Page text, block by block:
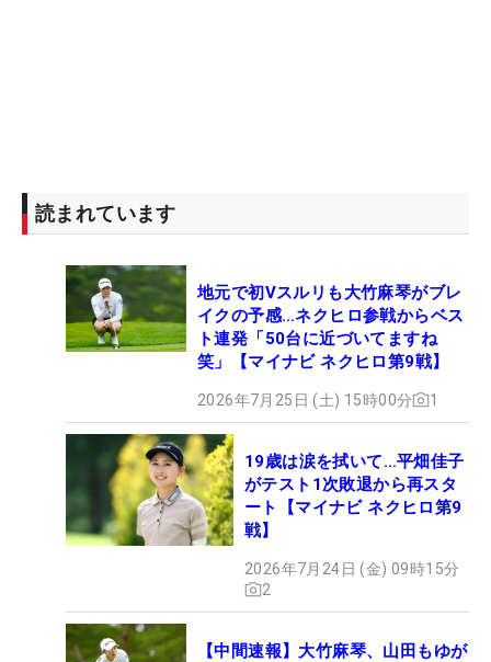
読まれています
地元で初Vスルリも大竹麻琴がブレ
イクの予感…ネクヒロ参戦からベス
ト連発「50台に近づいてますね
笑」【マイナビ ネクヒロ第9戦】
2026年7月25日 (土) 15時00分 1
19歳は涙を拭いて…平畑佳子
がテスト1次敗退から再スタ
ート【マイナビ ネクヒロ第9
戦】
2026年7月24日 (金) 09時15分
2
【中間速報】大竹麻琴、山田もゆが